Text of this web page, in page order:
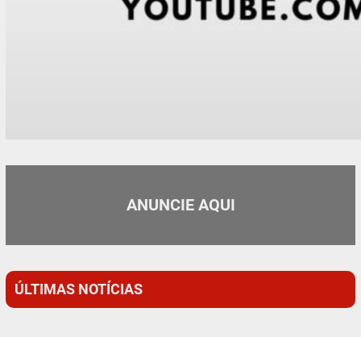
ANUNCIE AQUI
ÚLTIMAS NOTÍCIAS